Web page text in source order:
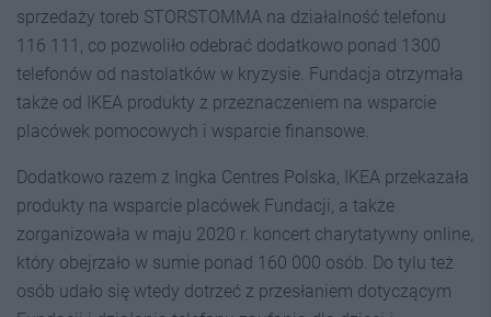
sprzedaży toreb STORSTOMMA na działalność telefonu
116 111, co pozwoliło odebrać dodatkowo ponad 1300
telefonów od nastolatków w kryzysie. Fundacja otrzymała
także od IKEA produkty z przeznaczeniem na wsparcie
placówek pomocowych i wsparcie finansowe.
Dodatkowo razem z Ingka Centres Polska, IKEA przekazała
produkty na wsparcie placówek Fundacji, a także
zorganizowała w maju 2020 r. koncert charytatywny online,
który obejrzało w sumie ponad 160 000 osób. Do tylu też
osób udało się wtedy dotrzeć z przesłaniem dotyczącym